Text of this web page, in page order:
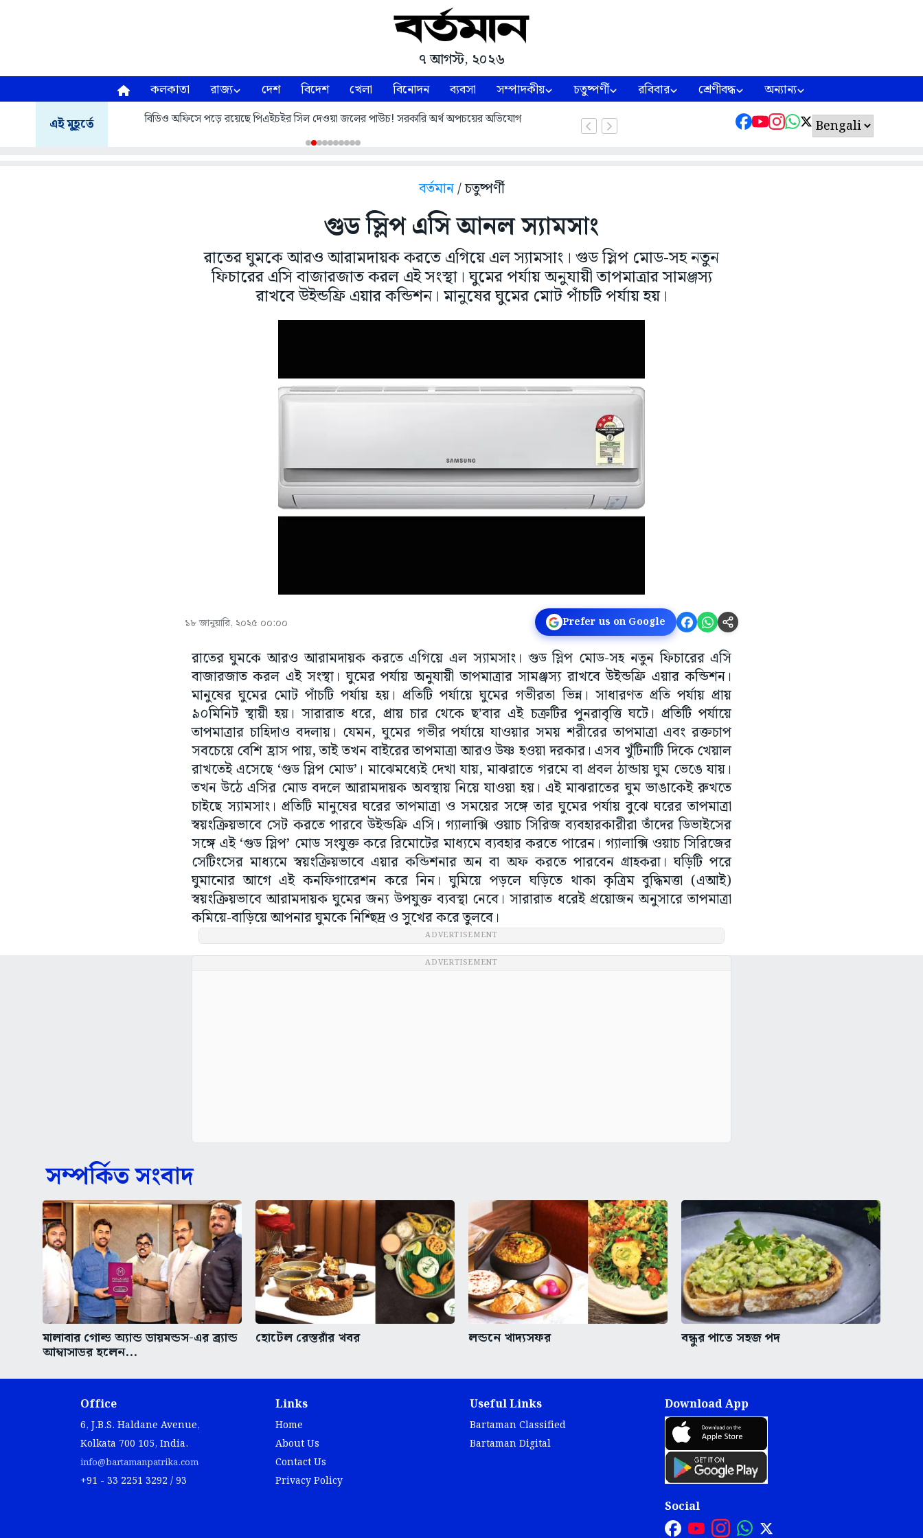
৭ আগস্ট, ২০২৬
কলকাতা রাজ্য দেশ বিদেশ খেলা বিনোদন ব্যবসা সম্পাদকীয় চতুষ্পর্ণী রবিবার শ্রেণীবদ্ধ অন্যান্য
এই মুহূর্তে বিডিও অফিসে পড়ে রয়েছে পিএইচইর সিল দেওয়া জলের পাউচ! সরকারি অর্থ অপচয়ের অভিযোগ
বর্তমান/ চতুষ্পর্ণী
গুড স্লিপ এসি আনল স্যামসাং
রাতের ঘুমকে আরও আরামদায়ক করতে এগিয়ে এল স্যামসাং। গুড স্লিপ মোড-সহ নতুন
ফিচারের এসি বাজারজাত করল এই সংস্থা। ঘুমের পর্যায় অনুযায়ী তাপমাত্রার সামঞ্জস্য
রাখবে উইন্ডফ্রি এয়ার কন্ডিশন। মানুষের ঘুমের মোট পাঁচটি পর্যায় হয়।
১৮ জানুয়ারি, ২০২৫ ০০:০০ Prefer us on Google
রাতের ঘুমকে আরও আরামদায়ক করতে এগিয়ে এল স্যামসাং। গুড স্লিপ মোড-সহ নতুন ফিচারের এসি
বাজারজাত করল এই সংস্থা। ঘুমের পর্যায় অনুযায়ী তাপমাত্রার সামঞ্জস্য রাখবে উইন্ডফ্রি এয়ার কন্ডিশন।
মানুষের ঘুমের মোট পাঁচটি পর্যায় হয়। প্রতিটি পর্যায়ে ঘুমের গভীরতা ভিন্ন। সাধারণত প্রতি পর্যায় প্রায়
৯০মিনিট স্থায়ী হয়। সারারাত ধরে, প্রায় চার থেকে ছ’বার এই চক্রটির পুনরাবৃত্তি ঘটে। প্রতিটি পর্যায়ে
তাপমাত্রার চাহিদাও বদলায়। যেমন, ঘুমের গভীর পর্যায়ে যাওয়ার সময় শরীরের তাপমাত্রা এবং রক্তচাপ
সবচেয়ে বেশি হ্রাস পায়, তাই তখন বাইরের তাপমাত্রা আরও উষ্ণ হওয়া দরকার। এসব খুঁটিনাটি দিকে খেয়াল
রাখতেই এসেছে ‘গুড স্লিপ মোড’। মাঝেমধ্যেই দেখা যায়, মাঝরাতে গরমে বা প্রবল ঠান্ডায় ঘুম ভেঙে যায়।
তখন উঠে এসির মোড বদলে আরামদায়ক অবস্থায় নিয়ে যাওয়া হয়। এই মাঝরাতের ঘুম ভাঙাকেই রুখতে
চাইছে স্যামসাং। প্রতিটি মানুষের ঘরের তাপমাত্রা ও সময়ের সঙ্গে তার ঘুমের পর্যায় বুঝে ঘরের তাপমাত্রা
স্বয়ংক্রিয়ভাবে সেট করতে পারবে উইন্ডফ্রি এসি। গ্যালাক্সি ওয়াচ সিরিজ ব্যবহারকারীরা তাঁদের ডিভাইসের
সঙ্গে এই ‘গুড স্লিপ’ মোড সংযুক্ত করে রিমোটের মাধ্যমে ব্যবহার করতে পারেন। গ্যালাক্সি ওয়াচ সিরিজের
সেটিংসের মাধ্যমে স্বয়ংক্রিয়ভাবে এয়ার কন্ডিশনার অন বা অফ করতে পারবেন গ্রাহকরা। ঘড়িটি পরে
ঘুমানোর আগে এই কনফিগারেশন করে নিন। ঘুমিয়ে পড়লে ঘড়িতে থাকা কৃত্রিম বুদ্ধিমত্তা (এআই)
স্বয়ংক্রিয়ভাবে আরামদায়ক ঘুমের জন্য উপযুক্ত ব্যবস্থা নেবে। সারারাত ধরেই প্রয়োজন অনুসারে তাপমাত্রা
কমিয়ে-বাড়িয়ে আপনার ঘুমকে নিশ্ছিদ্র ও সুখের করে তুলবে।
ADVERTISEMENT
ADVERTISEMENT
সম্পর্কিত সংবাদ
মালাবার গোল্ড অ্যান্ড ডায়মন্ডস-এর ব্র্যান্ড
আম্বাসাডর হলেন...
হোটেল রেস্তরাঁর খবর লন্ডনে খাদ্যসফর বন্ধুর পাতে সহজ পদ
Office
6, J.B.S. Haldane Avenue,
Kolkata 700 105, India.
info@bartamanpatrika.com
+91 - 33 2251 3292 / 93
Links
Home
About Us
Contact Us
Privacy Policy
Useful Links
Bartaman Classified
Bartaman Digital
Download App
Social